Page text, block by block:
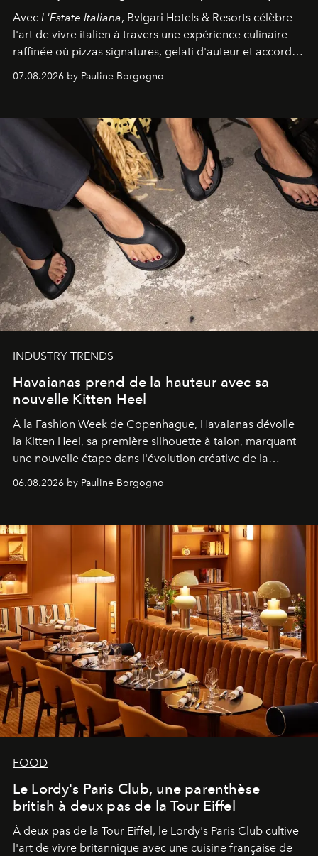
Avec L'Estate Italiana, Bvlgari Hotels & Resorts célèbre
l'art de vivre italien à travers une expérience culinaire
raffinée où pizzas signatures, gelati d'auteur et accords
d'exception composent un véritable voyage sensoriel.
07.08.2026 by Pauline Borgogno
INDUSTRY TRENDS
Havaianas prend de la hauteur avec sa
nouvelle Kitten Heel
À la Fashion Week de Copenhague, Havaianas dévoile
la Kitten Heel, sa première silhouette à talon, marquant
une nouvelle étape dans l'évolution créative de la
06.08.2026 by Pauline Borgogno
FOOD
Le Lordy's Paris Club, une parenthèse
british à deux pas de la Tour Eiffel
À deux pas de la Tour Eiffel, le Lordy's Paris Club cultive
l'art de vivre britannique avec une cuisine française de